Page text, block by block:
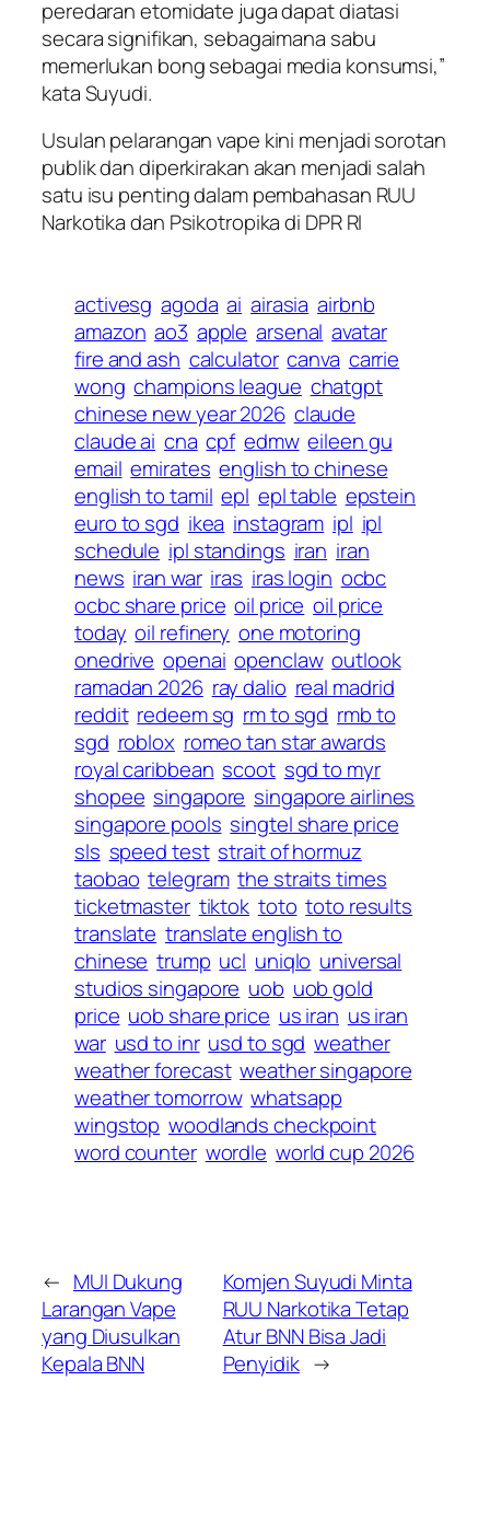
peredaran etomidate juga dapat diatasi
secara signifikan, sebagaimana sabu
memerlukan bong sebagai media konsumsi,”
kata Suyudi.
Usulan pelarangan vape kini menjadi sorotan
publik dan diperkirakan akan menjadi salah
satu isu penting dalam pembahasan RUU
Narkotika dan Psikotropika di DPR RI
activesg agoda ai airasia airbnb
amazon ao3 apple arsenal avatar
fire and ash calculator canva carrie
wong champions league chatgpt
chinese new year 2026 claude
claude ai cna cpf edmw eileen gu
email emirates english to chinese
english to tamil epl epl table epstein
euro to sgd ikea instagram ipl ipl
schedule ipl standings iran iran
news iran war iras iras login ocbc
ocbc share price oil price oil price
today oil refinery one motoring
onedrive openai openclaw outlook
ramadan 2026 ray dalio real madrid
reddit redeem sg rm to sgd rmb to
sgd roblox romeo tan star awards
royal caribbean scoot sgd to myr
shopee singapore singapore airlines
singapore pools singtel share price
sls speed test strait of hormuz
taobao telegram the straits times
ticketmaster tiktok toto toto results
translate translate english to
chinese trump ucl uniqlo universal
studios singapore uob uob gold
price uob share price us iran us iran
war usd to inr usd to sgd weather
weather forecast weather singapore
weather tomorrow whatsapp
wingstop woodlands checkpoint
word counter wordle world cup 2026
← MUI Dukung
Larangan Vape
yang Diusulkan
Kepala BNN
Komjen Suyudi Minta
RUU Narkotika Tetap
Atur BNN Bisa Jadi
Penyidik →